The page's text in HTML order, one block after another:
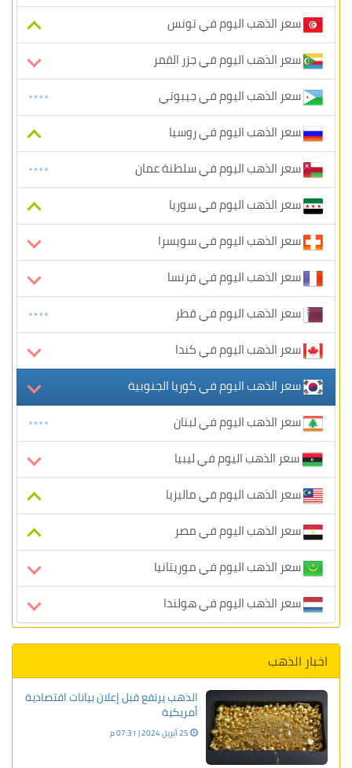
سعر الذهب اليوم في تونس
سعر الذهب اليوم في جزر القمر
سعر الذهب اليوم في جيبوتي
سعر الذهب اليوم في روسيا
سعر الذهب اليوم في سلطنة عمان
سعر الذهب اليوم في سوريا
سعر الذهب اليوم في سويسرا
سعر الذهب اليوم في فرنسا
سعر الذهب اليوم في قطر
سعر الذهب اليوم في كندا
سعر الذهب اليوم في كوريا الجنوبية
سعر الذهب اليوم في لبنان
سعر الذهب اليوم في ليبيا
سعر الذهب اليوم في ماليزيا
سعر الذهب اليوم في مصر
سعر الذهب اليوم في موريتانيا
سعر الذهب اليوم في هولندا
اخبار الذهب
الذهب يرتفع قبل إعلان بيانات اقتصادية
أمريكية